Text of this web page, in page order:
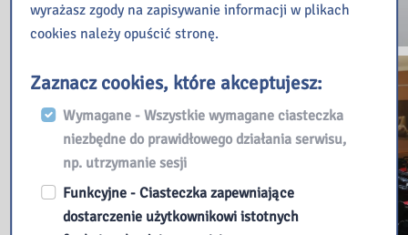
wyrażasz zgody na zapisywanie informacji w plikach
cookies należy opuścić stronę.
Zaznacz cookies, które akceptujesz:
Wymagane - Wszystkie wymagane ciasteczka
niezbędne do prawidłowego działania serwisu,
np. utrzymanie sesji
Funkcyjne - Ciasteczka zapewniające
dostarczenie użytkownikowi istotnych